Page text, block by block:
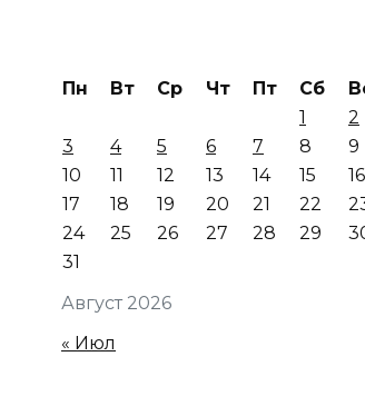
Август 2026
Пн Вт Ср Чт Пт Сб
1
2
3
4 5 6 7 8
9
10
11 12 13 14 15
16
17
18 19 20 21 22
24
25 26 27 28 29
31
« Июл